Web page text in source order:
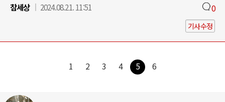
참세상
2024.08.21. 11:51 0
기사수정
1 2 3 4 5 6